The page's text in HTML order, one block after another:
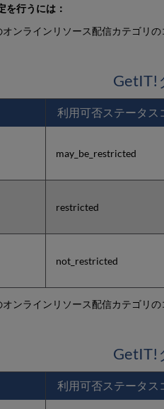
を行うには：
ンラインリソース配信カテゴリ
GetIT!
利用可否ステータス
may_be_restricted
restricted
not_restricted
ンラインリソース配信カテゴリ
GetIT!
利用可否ステータス